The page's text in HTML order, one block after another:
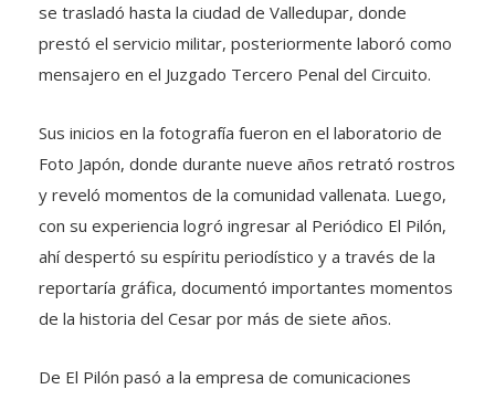
se trasladó hasta la ciudad de Valledupar, donde
prestó el servicio militar, posteriormente laboró como
mensajero en el Juzgado Tercero Penal del Circuito.
Sus inicios en la fotografía fueron en el laboratorio de
Foto Japón, donde durante nueve años retrató rostros
y reveló momentos de la comunidad vallenata. Luego,
con su experiencia logró ingresar al Periódico El Pilón,
ahí despertó su espíritu periodístico y a través de la
reportaría gráfica, documentó importantes momentos
de la historia del Cesar por más de siete años.
De El Pilón pasó a la empresa de comunicaciones